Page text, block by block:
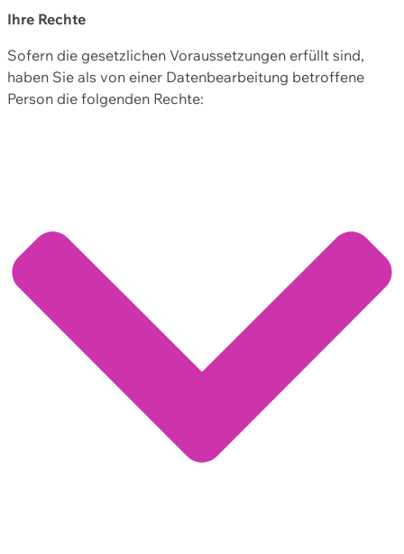
Ihre Rechte
Sofern die gesetzlichen Voraussetzungen erfüllt sind,
haben Sie als von einer Datenbearbeitung betroffene
Person die folgenden Rechte: